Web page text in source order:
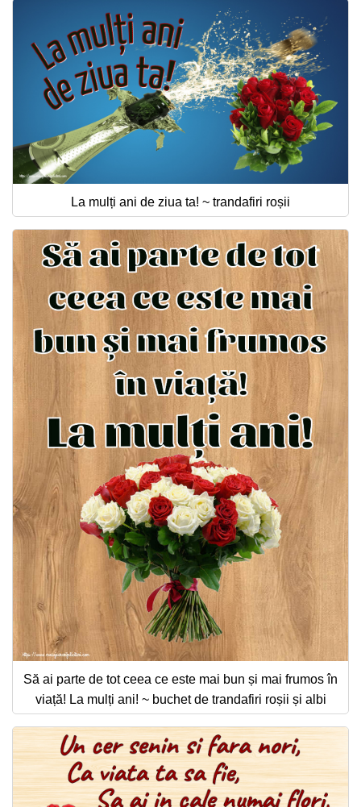
La mulți ani de ziua ta! ~ trandafiri roșii
Să ai parte de tot ceea ce este mai bun și mai frumos în
viață! La mulți ani! ~ buchet de trandafiri roșii și albi